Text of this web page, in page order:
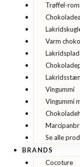
Trøffel-
Varm
Vingummi
Vingummi
Se alle
BRANDS
Cocoture